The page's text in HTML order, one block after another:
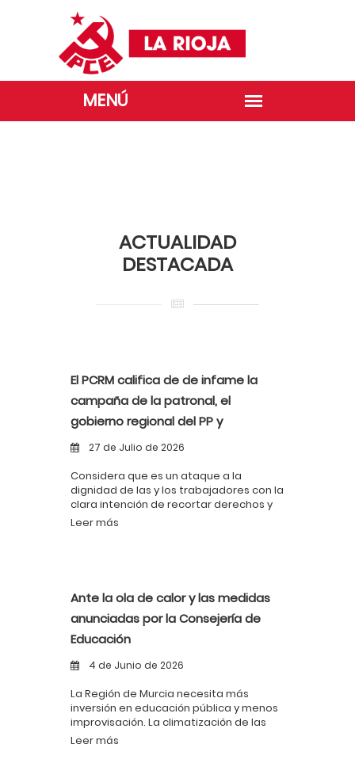
ACTUALIDAD
DESTACADA
El PCRM califica de de infame la
campaña de la patronal, el
gobierno regional del PP y
determinados estamentos sobre el
27 de Julio de 2026
Considera que es un ataque a la
dignidad de las y los trabajadores con la
clara intención de recortar derechos y
aumentar la explotación
Leer más
Ante la ola de calor y las medidas
anunciadas por la Consejería de
Educación
4 de Junio de 2026
La Región de Murcia necesita más
inversión en educación pública y menos
improvisación. La climatización de las
aulas no es un lujo: es una necesidad y
Leer más